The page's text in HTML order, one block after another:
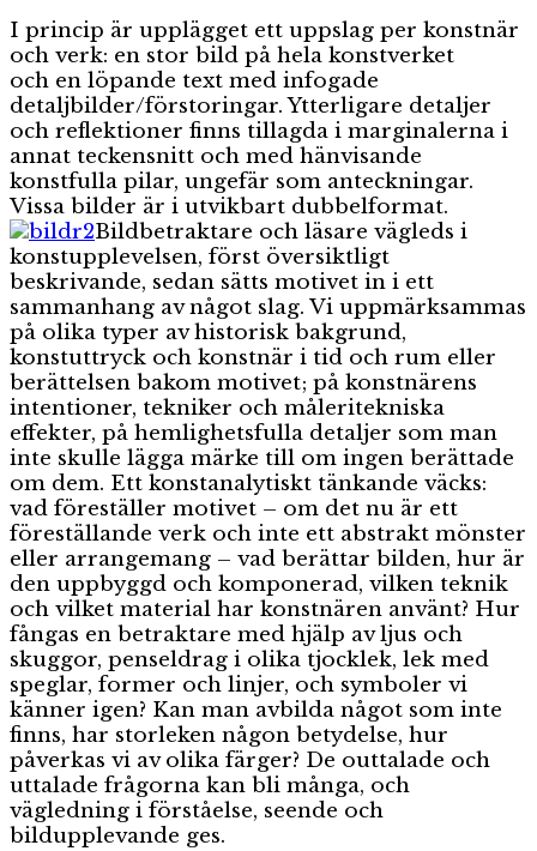
I princip är upplägget ett uppslag per konstnär
och verk: en stor bild på hela konstverket
och en löpande text med infogade
detaljbilder/förstoringar. Ytterligare detaljer
och reflektioner finns tillagda i marginalerna i
annat teckensnitt och med hänvisande
konstfulla pilar, ungefär som anteckningar.
Vissa bilder är i utvikbart dubbelformat.
Bildbetraktare och läsare vägleds i
konstupplevelsen, först översiktligt
beskrivande, sedan sätts motivet in i ett
sammanhang av något slag. Vi uppmärksammas
på olika typer av historisk bakgrund,
konstuttryck och konstnär i tid och rum eller
berättelsen bakom motivet; på konstnärens
intentioner, tekniker och måleritekniska
effekter, på hemlighetsfulla detaljer som man
inte skulle lägga märke till om ingen berättade
om dem. Ett konstanalytiskt tänkande väcks:
vad föreställer motivet – om det nu är ett
föreställande verk och inte ett abstrakt mönster
eller arrangemang – vad berättar bilden, hur är
den uppbyggd och komponerad, vilken teknik
och vilket material har konstnären använt? Hur
fångas en betraktare med hjälp av ljus och
skuggor, penseldrag i olika tjocklek, lek med
speglar, former och linjer, och symboler vi
känner igen? Kan man avbilda något som inte
finns, har storleken någon betydelse, hur
påverkas vi av olika färger? De outtalade och
uttalade frågorna kan bli många, och
vägledning i förståelse, seende och
bildupplevande ges.